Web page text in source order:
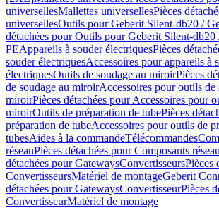
universellesMallettes universellesPièces
universellesOutils pour Geberit Silent-db20 /
détachées pour Outils pour Geberit Silent-db20
PEAppareils à souder électriquesPièces
souder électriquesAccessoires pour appareils à
électriquesOutils de soudage au miroirPièces
de soudage au miroirAccessoires pour outils de
miroirPièces détachées pour Accessoires pour
miroirOutils de préparation de tubePièces
préparation de tubeAccessoires pour outils de
tubesAides à la commandeTélécommandes
réseauPièces détachées pour Composants réseau
détachées pour GatewaysConvertisseursPièces
ConvertisseursMatériel de montageGeberit
détachées pour GatewaysConvertisseurPièces
ConvertisseurMatériel de montage